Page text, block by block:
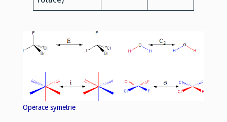
Operace symetrie